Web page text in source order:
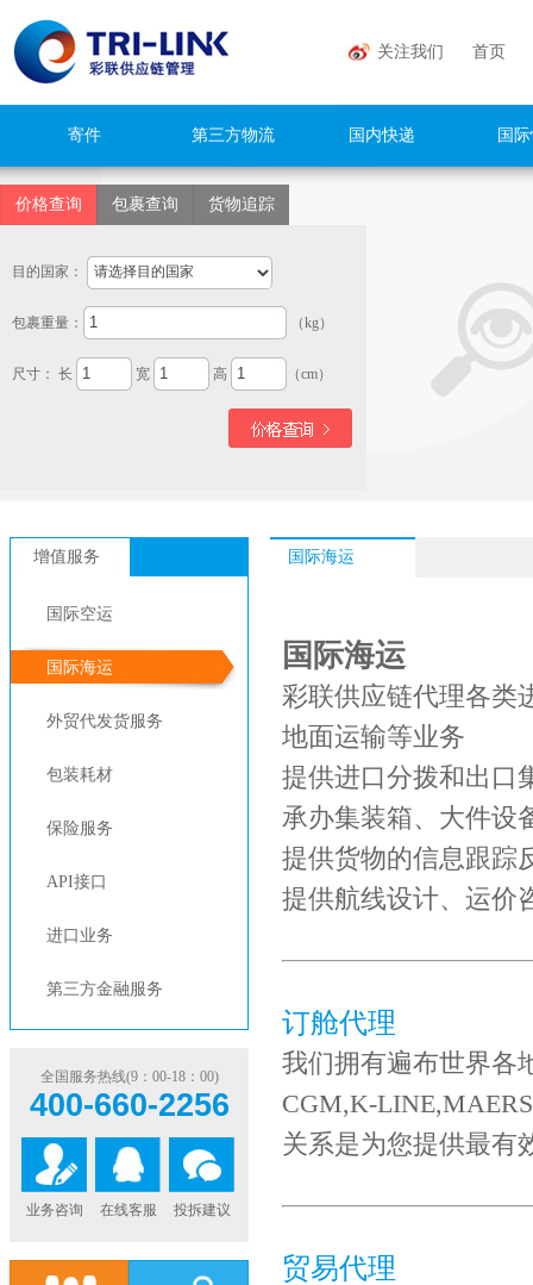
关注我们 首页
寄件 第三方物流 国内快递 国
价格查询 包裹查询 货物追踪
目的国家：
包裹重量： （kg）
尺寸： 长 宽 高 （cm）
增值服务
国际空运
国际海运
外贸代发货服务
包装耗材
保险服务
API接口
进口业务
第三方金融服务
全国服务热线(9：00-18：00)
400-660-2256
业务咨询 在线客服 投拆建议
国际海运
国际海运
彩联供应链代理各类
地面运输等业务
提供进口分拨和出口
承办集装箱、大件设
提供货物的信息跟踪
提供航线设计、运价
订舱代理
我们拥有遍布世界各
CGM,K-
关系是为您提供最有
贸易代理